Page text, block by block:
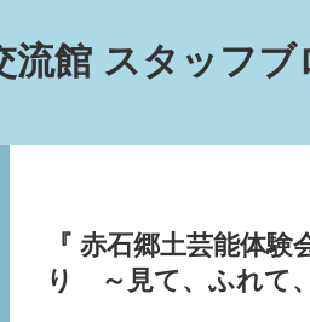
流館 スタッフブ
『 赤石郷土芸能体
り ～見て、ふれて